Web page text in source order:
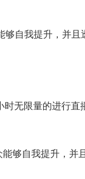
自我提升，并
无限量的进行
够自我提升，并